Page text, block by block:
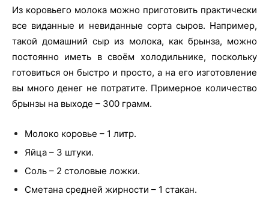
Из коровьего молока можно приготовить практически
все виданные и невиданные сорта сыров. Например,
такой домашний сыр из молока, как брынза, можно
постоянно иметь в своём холодильнике, поскольку
готовиться он быстро и просто, а на его изготовление
вы много денег не потратите. Примерное количество
брынзы на выходе – 300 грамм.
Молоко коровье – 1 литр.
Яйца – 3 штуки.
Соль – 2 столовые ложки.
Сметана средней жирности – 1 стакан.